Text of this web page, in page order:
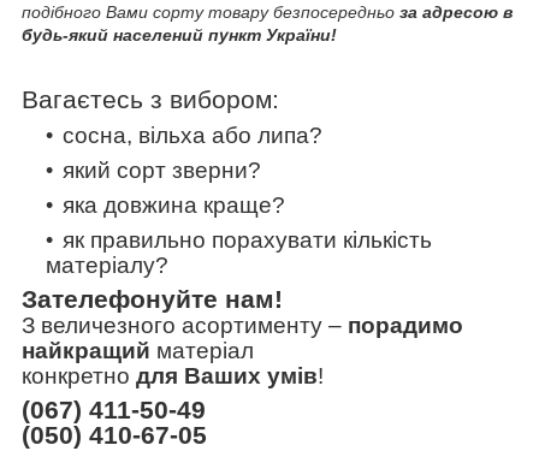
подібного Вами сорту товару безпосередньо за адресою в
будь-який населений пункт України!
Вагаєтесь з вибором:
сосна, вільха або липа?
який сорт зверни?
яка довжина краще?
як правильно порахувати кількість
матеріалу?
Зателефонуйте нам!
З величезного асортименту – порадимо
найкращий матеріал
конкретно для Ваших умів!
(067) 411-50-49
(050) 410-67-05